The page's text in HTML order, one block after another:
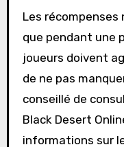
Les
que pendant une
joueurs doivent
de ne pas
conseillé de
Black Desert
informations sur